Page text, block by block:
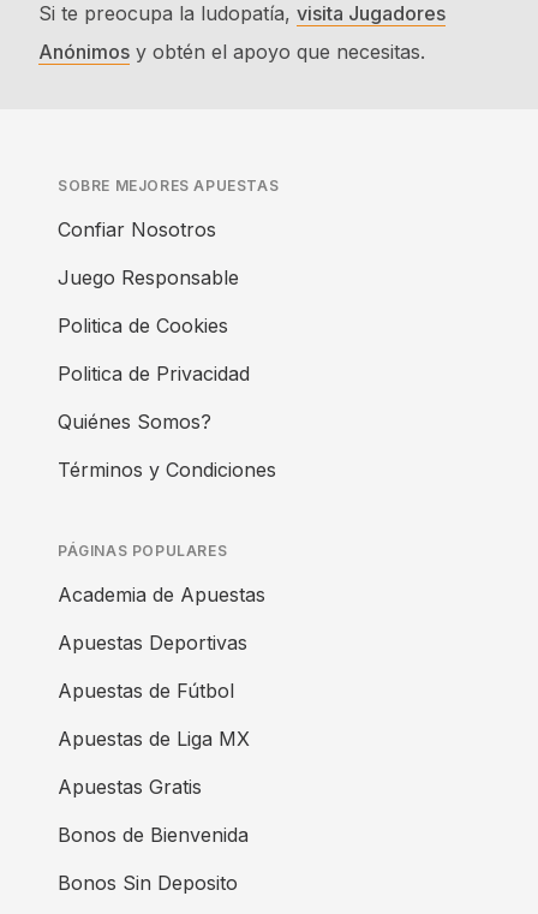
Si te preocupa la ludopatía, visita Jugadores
Anónimos y obtén el apoyo que necesitas.
SOBRE MEJORES APUESTAS
Confiar Nosotros
Juego Responsable
Politica de Cookies
Politica de Privacidad
Quiénes Somos?
Términos y Condiciones
PÁGINAS POPULARES
Academia de Apuestas
Apuestas Deportivas
Apuestas de Fútbol
Apuestas de Liga MX
Apuestas Gratis
Bonos de Bienvenida
Bonos Sin Deposito